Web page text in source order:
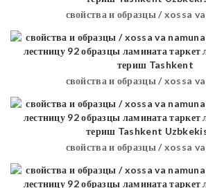
свойства и образцы / xossa
свойства и образцы / xossa
свойства и образцы / xossa